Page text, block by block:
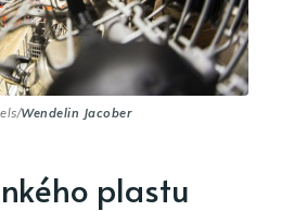
Wendelin Jacober
plastu